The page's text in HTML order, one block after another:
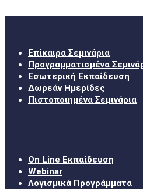
Επίκαιρα Σεμινάρια
Προγραμματισμένα
Εσωτερική Εκπαίδευση
Δωρεάν Ημερίδες
Πιστοποιημένα Σεμινάρια
On Line Εκπαίδευση
Webinar
Λογισμικά Προγράμματα